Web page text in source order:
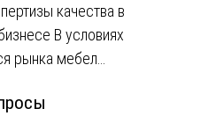
качества в
В условиях
рынка мебел…